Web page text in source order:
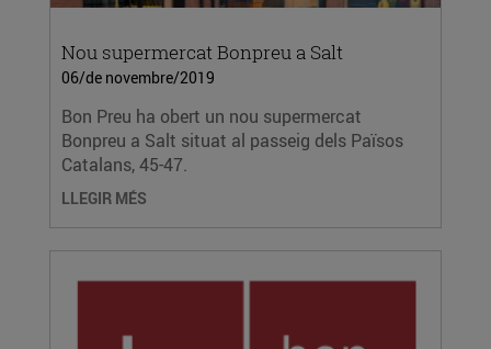
Nou supermercat Bonpreu a Salt
06/de novembre/2019
Bon Preu ha obert un nou supermercat
Bonpreu a Salt situat al passeig dels Països
Catalans, 45-47.
LLEGIR MÉS